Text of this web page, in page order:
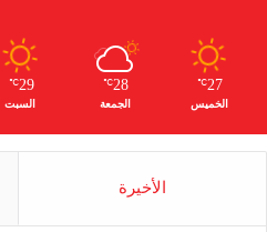
27
℃
الخميس
28
℃
الجمعة
29
℃
السبت
الأخيرة